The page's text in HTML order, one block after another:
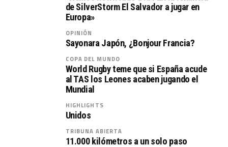
de SilverStorm El Salvador a jugar en
Europa»
OPINIÓN
Sayonara Japón, ¿Bonjour Francia?
COPA DEL MUNDO
World Rugby teme que si España acude
al TAS los Leones acaben jugando el
Mundial
HIGHLIGHTS
Unidos
TRIBUNA ABIERTA
11.000 kilómetros a un solo paso